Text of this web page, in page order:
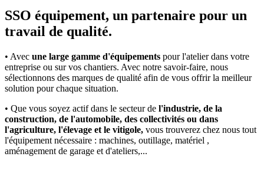
SSO équipement, un partenaire pour un
travail de qualité.
• Avec une large gamme d'équipements pour l'atelier dans votre
entreprise ou sur vos chantiers. Avec notre savoir-faire, nous
sélectionnons des marques de qualité afin de vous offrir la meilleur
solution pour chaque situation.
• Que vous soyez actif dans le secteur de l'industrie, de la
construction, de l'automobile, des collectivités ou dans
l'agriculture, l'élevage et le vitigole, vous trouverez chez nous tout
l'équipement nécessaire : machines, outillage, matériel ,
aménagement de garage et d'ateliers,...